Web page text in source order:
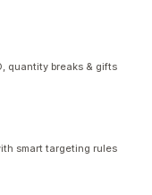
quantity breaks & gifts
smart targeting rules